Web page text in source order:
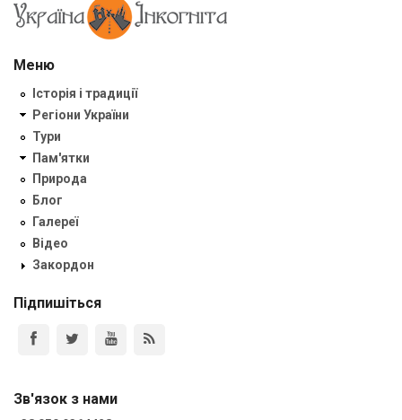
Меню
Історія і традиції
Регіони України
Тури
Пам'ятки
Природа
Блог
Галереї
Відео
Закордон
Підпишіться
Зв'язок з нами